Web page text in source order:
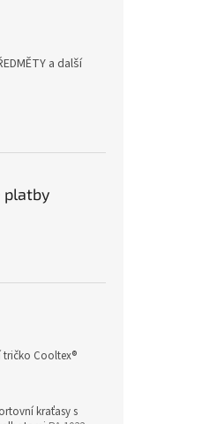
a další
platby
tričko Cooltex®
kraťasy s